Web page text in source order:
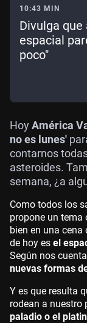
10:43 MIN
Divulga
espacial
poco"
HoyAmérica
no es lunes'
contarnos
asteroides.
semana, ¿a
Como todos los
propone un tema
bien en una
de hoy es el
Según nos
nuevas formas
Y es que resulta
rodean a nuestro
paladio o el